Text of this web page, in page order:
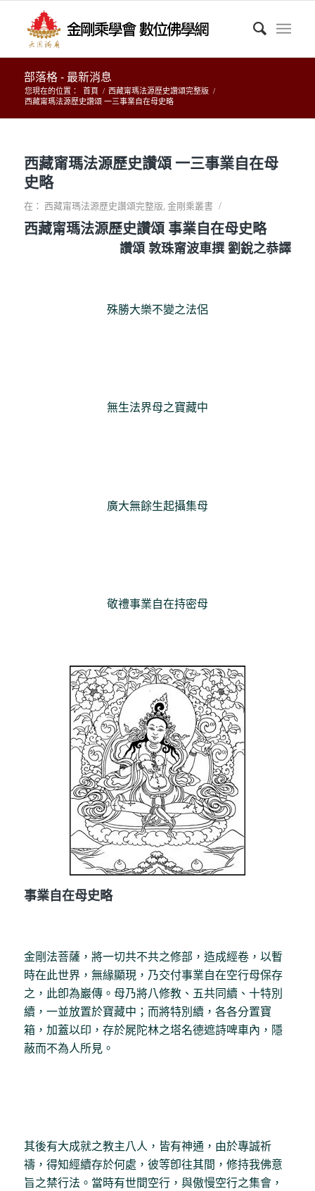
部落格 - 最新消息
您現在的位置： 首頁 / 西藏甯瑪法源歷史讚頌完整版 /
西藏甯瑪法源歷史讚頌 一三事業自在母史略
西藏甯瑪法源歷史讚頌 一三事業自在母
史略
在： 西藏甯瑪法源歷史讚頌完整版, 金剛乘叢書 /
西藏甯瑪法源歷史讚頌 事業自在母史略
讚頌 敦珠甯波車撰 劉銳之恭譯
殊勝大樂不變之法侶
無生法界母之寶藏中
廣大無餘生起攝集母
敬禮事業自在持密母
事業自在母史略
金剛法菩薩，將一切共不共之修部，造成經卷，以暫
時在此世界，無緣顯現，乃交付事業自在空行母保存
之，此卽為巖傳。母乃將八修教、五共同續、十特別
續，一並放置於寶藏中；而將特別續，各各分置寶
箱，加蓋以印，存於屍陀林之塔名德遮詩啤車內，隱
蔽而不為人所見。
其後有大成就之教主八人，皆有神通，由於專誠祈
禱，得知經續存於何處，彼等卽往其間，修持我佛意
旨之禁行法。當時有世間空行，與傲慢空行之集會，